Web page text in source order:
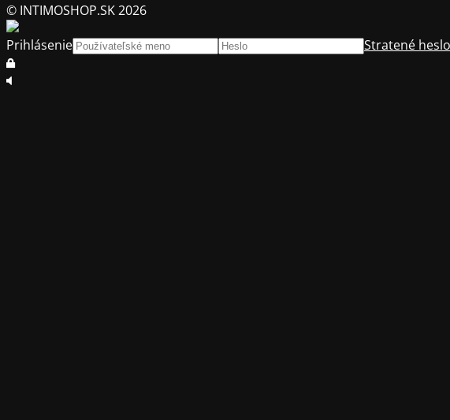
© INTIMOSHOP.SK 2026
Prihlásenie
Stratené heslo